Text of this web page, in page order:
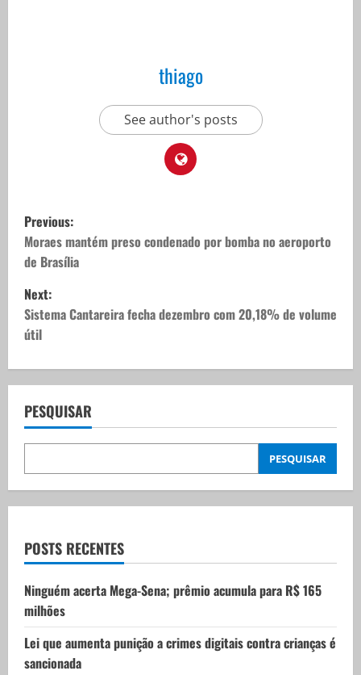
thiago
See author's posts
P
o
s
t
n
a
v
i
g
t
i
o
n
Previous:
Moraes mantém preso condenado por bomba no aeroporto
de Brasília
Next:
Sistema Cantareira fecha dezembro com 20,18% de volume
útil
PESQUISAR
PESQUISAR
POSTS RECENTES
Ninguém acerta Mega-Sena; prêmio acumula para R$ 165
milhões
Lei que aumenta punição a crimes digitais contra crianças é
sancionada